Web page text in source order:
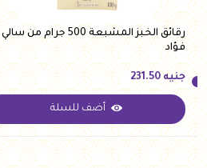
رقائق الخبز المشبعة 500 جرام من سالي
فؤاد
جنيه
جنيه 231.50
أضف للسلة